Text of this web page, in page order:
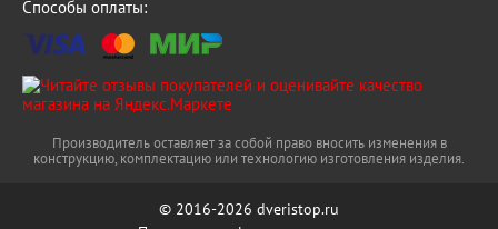
Способы оплаты:
Производитель оставляет за собой право вносить изменения в
конструкцию, комплектацию или технологию изготовления изделия.
© 2016-2026 dveristop.ru